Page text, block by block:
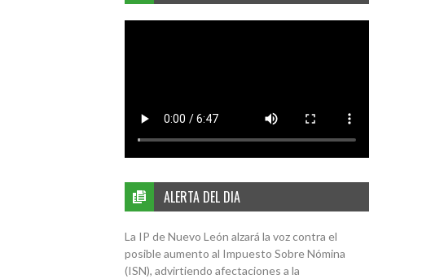
ALERTA DEL DIA
La IP de Nuevo León alzará la voz contra el
posible aumento al Impuesto Sobre Nómina
(ISN), advirtiendo afectaciones a la